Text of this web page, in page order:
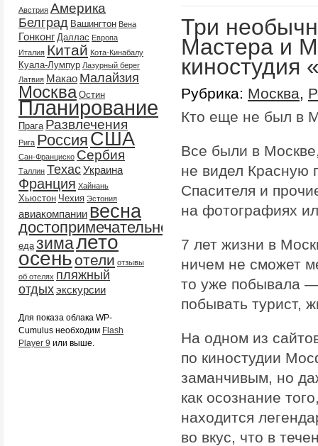
Австрия Америка
Белград Вашингтон Вена
Гонконг Даллас Европа
Италия Китай Кота-Кинабалу
Куала-Лумпур Лазурный берег
Латвия Макао Малайзия
Москва Остин
Планирование
Прага Развлечения
Рига Россия США
Сан-Франциско Сербия
Таллин ТехасУкраина
Франция Хайнань
Хьюстон Чехия Эстония
авиакомпании весна
достопримечательности
еда зималето
осеньотели отзывы
об отелях пляжный
отдыхэкскурсии
Для показа облака WP-
Cumulus необходим Flash
Player 9 или выше.
Три
Мастера и
Рубрика: Москва,
Кто еще не был в
Все были в
не видел Красную
Спасителя и
на фотографиях
7 лет жизни в
ничем не сможет
то уже побывала
побывать турист,
На одном из
по киностудии
заманчивым, но
как осознание
находится
во вкус, что в